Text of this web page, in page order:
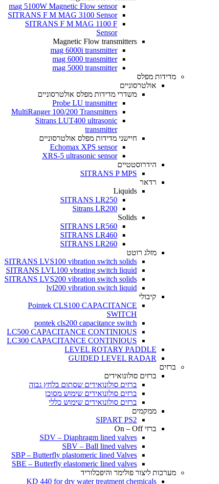
mag 5100W Magnetic Flow sensor
SITRANS F M MAG 3100 Sensor
SITRANS F M MAG 1100 F
Sensor
Magnetic Flow transmitters
mag 6000i transmitter
mag 6000 transmitter
mag 5000 transmitter
מדידות מפלס
אולטרסוניים
משדרי מדידות מפלס אולטרסוניים
Probe LU transmitter
MultiRanger 100/200 Transmitters
Sitrans LUT400 ultrasonic
transmitter
חיישני מדידות מפלס אולטרסוניים
Echomax XPS sensor
XRS-5 ultrasonic sensor
הידרוסטטיים
SITRANS P MPS
רדאר
Liquids
SITRANS LR250
Sitrans LR200
Solids
SITRANS LR560
SITRANS LR460
SITRANS LR260
מזלג רוטט
SITRANS LVS100 vibration switch solids
SITRANS LVL100 vbrating switch liquid
SITRANS LVS200 vibration switch solids
lvl200 vibration switch liquid
קיבולי
Pointek CLS100 CAPACITANCE
SWITCH
pontek cls200 capacitance switch
LC500 CAPACITANCE CONTINIOUS
LC300 CAPACITANCE CONTINIOUS
LEVEL ROTARY PADDLE
GUIDED LEVEL RADAR
ברזים
ברזים סולונואידים
ברזים סולונואידים שסתום בלחץ גבוה
ברזים סולונואידים שימוש מסוכן
ברזים סולונואידים שימוש כללי
ממקמים
SIPART PS2
ברזי On – Off
SDV – Diaphragm lined valves
SBV – Ball lined valves
SBP – Butterfly plastomeric lined Valves
SBE – Butterfly elastomeric lined valves
מערכות ליצור פולימר והיפכלוריד
KD 440 for dry water treatment chemicals